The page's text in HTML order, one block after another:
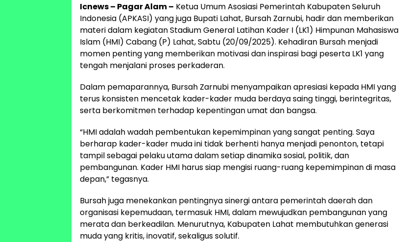
Icnews – Pagar Alam – Ketua Umum Asosiasi Pemerintah Kabupaten Seluruh
Indonesia (APKASI) yang juga Bupati Lahat, Bursah Zarnubi, hadir dan memberikan
materi dalam kegiatan Stadium General Latihan Kader I (LK1) Himpunan Mahasiswa
Islam (HMI) Cabang (P) Lahat, Sabtu (20/09/2025). Kehadiran Bursah menjadi
momen penting yang memberikan motivasi dan inspirasi bagi peserta LK1 yang
tengah menjalani proses perkaderan.
Dalam pemaparannya, Bursah Zarnubi menyampaikan apresiasi kepada HMI yang
terus konsisten mencetak kader-kader muda berdaya saing tinggi, berintegritas,
serta berkomitmen terhadap kepentingan umat dan bangsa.
“HMI adalah wadah pembentukan kepemimpinan yang sangat penting. Saya
berharap kader-kader muda ini tidak berhenti hanya menjadi penonton, tetapi
tampil sebagai pelaku utama dalam setiap dinamika sosial, politik, dan
pembangunan. Kader HMI harus siap mengisi ruang-ruang kepemimpinan di masa
depan,” tegasnya.
Bursah juga menekankan pentingnya sinergi antara pemerintah daerah dan
organisasi kepemudaan, termasuk HMI, dalam mewujudkan pembangunan yang
merata dan berkeadilan. Menurutnya, Kabupaten Lahat membutuhkan generasi
muda yang kritis, inovatif, sekaligus solutif.